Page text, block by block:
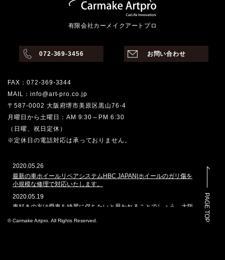
有限会社カーメイクアートプロ
072-369-3456 お問い合わせ
FAX：072-369-3344
MAIL：info@art-pro.co.jp
〒587-0002 大阪府堺市美原区黒山76-4
月曜日から土曜日：AM 9:30～PM 6:30
（日曜、祝日定休）
※定休日の電話対応は承っておりません。
2020.05.26
最新の車ホイールリペアシステムHBC JAPAN|ホイールのガリ傷を
小規模な修理で対応いたします。
2020.05.19
車好きの方は愛車を綺麗に保ちたいと思われることでしょう。大阪
ートプロは、ガラスコーティングや車磨きのプロショップとして、
PAGE TOP
© Carmake Artpro. All Rights Reserved.